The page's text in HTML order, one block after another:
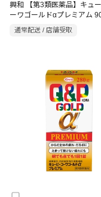
興和 【第3類医薬品】キュ
ーワゴールドαプレミアム
通常配送 / 店舗受取